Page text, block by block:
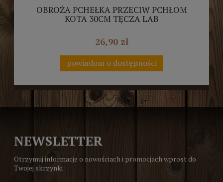
OBROŻA PCHEŁKA PRZECIW PCHŁOM
KOTA 30CM TĘCZA LAB
26,90 zł
powiadom o dostępności
NEWSLETTER
Otrzymuj informacje o nowościach i promocjach wprost do
Twojej skrzynki: